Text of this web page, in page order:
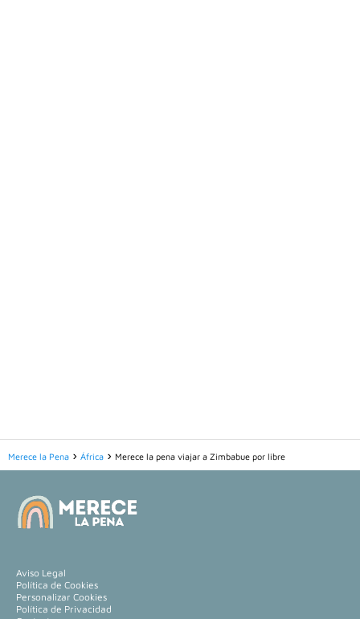
Merece la Pena África Merece la pena viajar a Zimbabue por libre
Aviso Legal
Política de Cookies
Personalizar Cookies
Política de Privacidad